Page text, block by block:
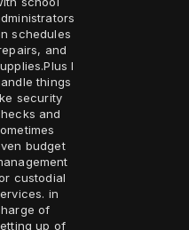
schedules
and
I
things
security
and
budget
custodial
in
of
up of